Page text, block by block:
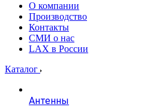
О компании
Производство
Контакты
СМИ о нас
LAX в России
Каталог
Антенны